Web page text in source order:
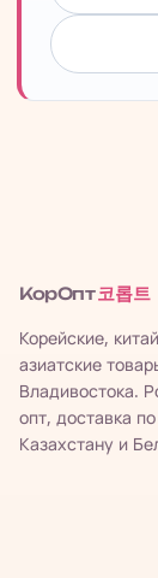
КорОпт 코롭트
Корейские,
азиатские
Владивостока.
опт, доставка
Казахстану и